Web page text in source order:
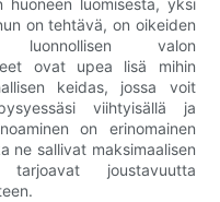
luomisesta, yksi
on tehtävä, on oikeiden
luonnollisen valon
ovat upea lisä mihin
keidas, jossa voit
viihtyisällä ja
on erinomainen
ne sallivat maksimaalisen
joustavuutta